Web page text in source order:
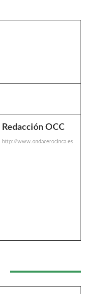
Redacción OCC
http://www.ondacerocinca.es